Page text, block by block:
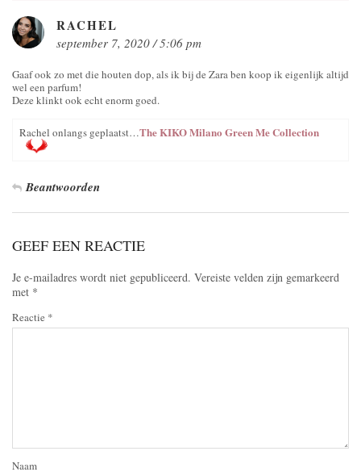
RACHEL
september 7, 2020 / 5:06 pm
Gaaf ook zo met die houten dop, als ik bij de Zara ben koop ik eigenlijk altijd
wel een parfum!
Deze klinkt ook echt enorm goed.
Rachel onlangs geplaatst…The KIKO Milano Green Me Collection
Beantwoorden
GEEF EEN REACTIE
Je e-mailadres wordt niet gepubliceerd. Vereiste velden zijn gemarkeerd
met *
Reactie *
Naam